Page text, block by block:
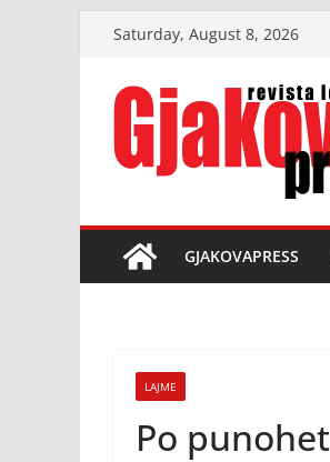
content
Saturday, August 8, 2026
GJAKOVAPRESS
LAJME
Po